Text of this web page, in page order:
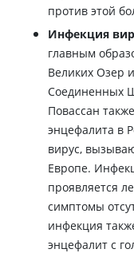
против этой
Инфекция
главным
Великих Озер
Соединенных
Повассан
энцефалита в
вирус,
Европе.
проявляется
симптомы
инфекция
энцефалит с